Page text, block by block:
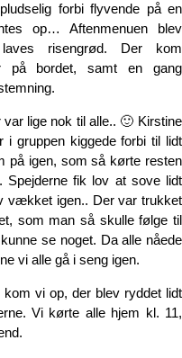
forbi flyvende på en
op… Aftenmenuen blev
risengrød. Der kom
på bordet, samt en gang
lige nok til alle.. 🙂 Kirstine
i gruppen kiggede forbi til lidt
på igen, som så kørte resten
Spejderne fik lov at sove lidt
vækket igen.. Der var trukket
som man så skulle følge til
se noget. Da alle nåede
vi alle gå i seng igen.
vi op, der blev ryddet lidt
Vi kørte alle hjem kl. 11,